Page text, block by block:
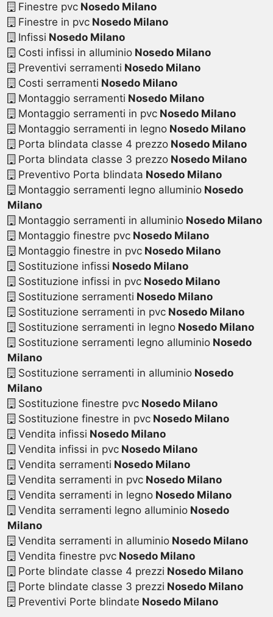
Finestre pvcNosedo Milano
Finestre in pvcNosedo Milano
Infissi Nosedo Milano
Costi infissi in alluminioNosedo Milano
Preventivi serramenti Nosedo Milano
Costi serramenti Nosedo Milano
Montaggio serramenti Nosedo Milano
Montaggio serramenti in pvcNosedo Milano
Montaggio serramenti in legnoNosedo Milano
Porta blindata classe 4 prezzoNosedo Milano
Porta blindata classe 3 prezzoNosedo Milano
Preventivo Porta blindata Nosedo Milano
Montaggio serramenti legno alluminioNosedo
Milano
Montaggio serramenti in alluminioNosedo Milano
Montaggio finestre pvcNosedo Milano
Montaggio finestre in pvcNosedo Milano
Sostituzione infissi Nosedo Milano
Sostituzione infissi in pvcNosedo Milano
Sostituzione serramenti Nosedo Milano
Sostituzione serramenti in pvcNosedo Milano
Sostituzione serramenti in legnoNosedo Milano
Sostituzione serramenti legno alluminioNosedo
Milano
Sostituzione serramenti in alluminioNosedo
Milano
Sostituzione finestre pvcNosedo Milano
Sostituzione finestre in pvcNosedo Milano
Vendita infissi Nosedo Milano
Vendita infissi in pvcNosedo Milano
Vendita serramenti Nosedo Milano
Vendita serramenti in pvcNosedo Milano
Vendita serramenti in legnoNosedo Milano
Vendita serramenti legno alluminioNosedo
Milano
Vendita serramenti in alluminioNosedo Milano
Vendita finestre pvcNosedo Milano
Porte blindate classe 4 prezzi Nosedo Milano
Porte blindate classe 3 prezzi Nosedo Milano
Preventivi Porte blindate Nosedo Milano